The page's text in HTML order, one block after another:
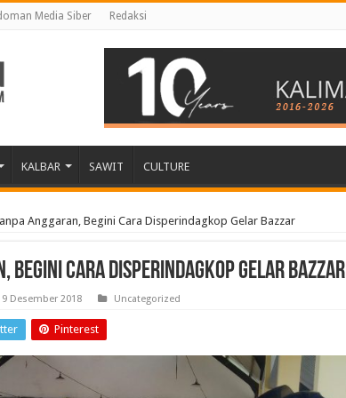
Media Siber Redaksi
KALBAR SAWIT CULTURE
Anggaran, Begini Cara Disperindagkop Gelar Bazzar
Begini Cara Disperindagkop Gelar Bazzar
9 Desember 2018 Uncategorized
Pinterest